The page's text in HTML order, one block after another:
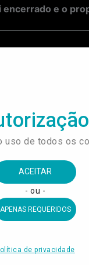
e o